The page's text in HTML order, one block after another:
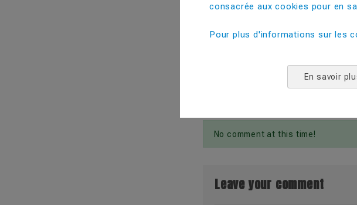
Pourquoi choisir le gobelet
No comment at this time!
Leave your comment
consacrée aux cookies pour en
Pour plus d'informations sur les
En savoir